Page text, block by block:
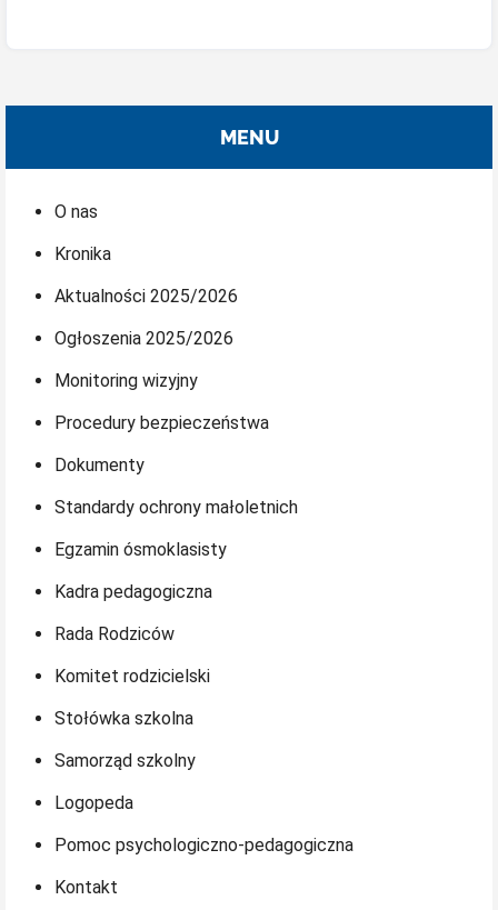
MENU
O nas
Kronika
Aktualności 2025/2026
Ogłoszenia 2025/2026
Monitoring wizyjny
Procedury bezpieczeństwa
Dokumenty
Standardy ochrony małoletnich
Egzamin ósmoklasisty
Kadra pedagogiczna
Rada Rodziców
Komitet rodzicielski
Stołówka szkolna
Samorząd szkolny
Logopeda
Pomoc psychologiczno-pedagogiczna
Kontakt